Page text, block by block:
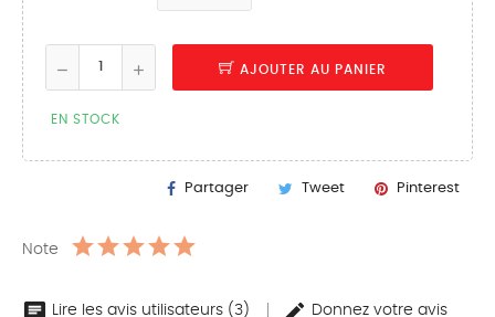
AJOUTER AU PANIER
EN STOCK
Partager Tweet Pinterest
Note
Lire les avis utilisateurs (3) Donnez votre avis